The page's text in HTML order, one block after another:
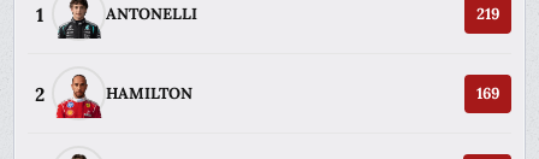
1 ANTONELLI 219
2 HAMILTON 169